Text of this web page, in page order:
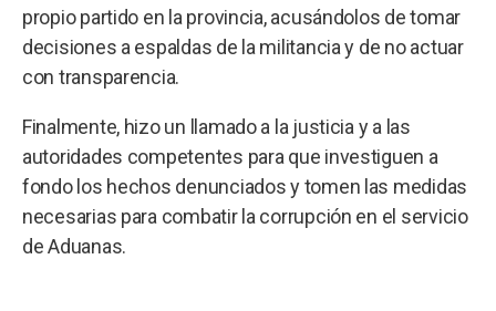
propio partido en la provincia, acusándolos de tomar
decisiones a espaldas de la militancia y de no actuar
con transparencia.
Finalmente, hizo un llamado a la justicia y a las
autoridades competentes para que investiguen a
fondo los hechos denunciados y tomen las medidas
necesarias para combatir la corrupción en el servicio
de Aduanas.